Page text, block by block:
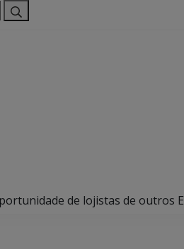
de lojistas de outros